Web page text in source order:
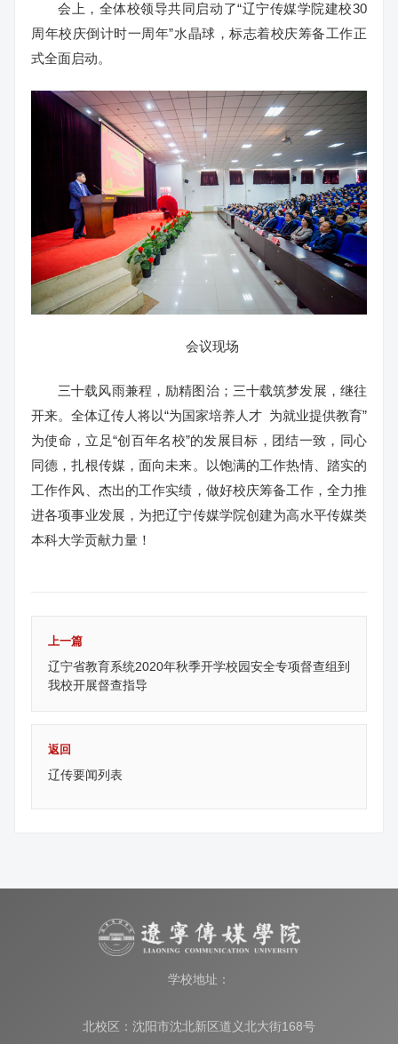
会上，全体校领导共同启动了“辽宁传媒学院建校30
周年校庆倒计时一周年”水晶球，标志着校庆筹备工作正
式全面启动。
会议现场
三十载风雨兼程，励精图治；三十载筑梦发展，继往
开来。全体辽传人将以“为国家培养人才 为就业提供教育”
为使命，立足“创百年名校”的发展目标，团结一致，同心
同德，扎根传媒，面向未来。以饱满的工作热情、踏实的
工作作风、杰出的工作实绩，做好校庆筹备工作，全力推
进各项事业发展，为把辽宁传媒学院创建为高水平传媒类
本科大学贡献力量！
上一篇
辽宁省教育系统2020年秋季开学校园安全专项督查组到
我校开展督查指导
返回
辽传要闻列表
学校地址：
北校区：沈阳市沈北新区道义北大街168号